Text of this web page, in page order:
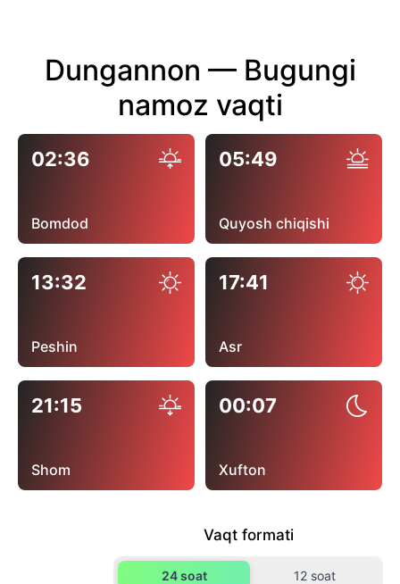
Dungannon — Bugungi
namoz vaqti
02:36
Bomdod
05:49
Quyosh chiqishi
13:32
Peshin
17:41
Asr
21:15
Shom
00:07
Xufton
Vaqt formati
24 soat 12 soat